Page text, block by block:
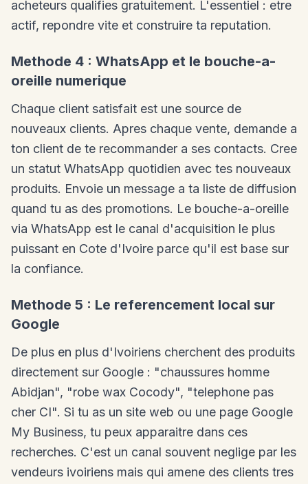
acheteurs qualifies gratuitement. L'essentiel : etre
actif, repondre vite et construire ta reputation.
Methode 4 : WhatsApp et le bouche-a-
oreille numerique
Chaque client satisfait est une source de
nouveaux clients. Apres chaque vente, demande a
ton client de te recommander a ses contacts. Cree
un statut WhatsApp quotidien avec tes nouveaux
produits. Envoie un message a ta liste de diffusion
quand tu as des promotions. Le bouche-a-oreille
via WhatsApp est le canal d'acquisition le plus
puissant en Cote d'Ivoire parce qu'il est base sur
la confiance.
Methode 5 : Le referencement local sur
Google
De plus en plus d'Ivoiriens cherchent des produits
directement sur Google : "chaussures homme
Abidjan", "robe wax Cocody", "telephone pas
cher CI". Si tu as un site web ou une page Google
My Business, tu peux apparaitre dans ces
recherches. C'est un canal souvent neglige par les
vendeurs ivoiriens mais qui amene des clients tres